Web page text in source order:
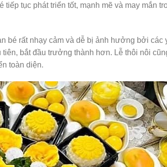
tục phát triển tốt, mạnh mẽ và may mắn
bé rất nhạy cảm và dễ bị ảnh hưởng bởi các
bắt đầu trưởng thành hơn. Lễ thôi nôi
toàn diện.